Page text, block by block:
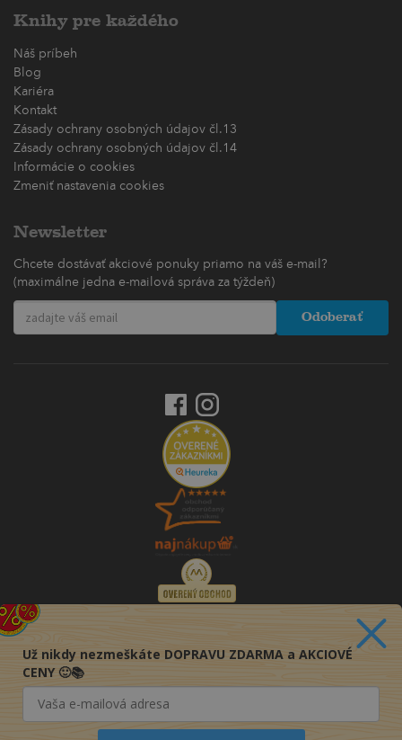
Knihy pre každého
Náš príbeh
Blog
Kariéra
Kontakt
Zásady ochrany osobných údajov čl.13
Zásady ochrany osobných údajov čl.14
Informácie o cookies
Zmeniť nastavenia cookies
Newsletter
Chcete dostávať akciové ponuky priamo na váš e-mail?
(maximálne jedna e-mailová správa za týždeň)
Odoberať
Už nikdy nezmeškáte DOPRAVU ZDARMA a AKCIOVÉ
CENY 🙂📚